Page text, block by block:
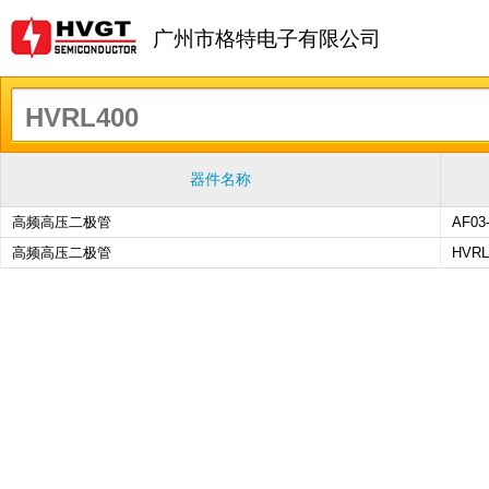
广州市格特电子有限公司
器件名称
高频高压二极管
高频高压二极管